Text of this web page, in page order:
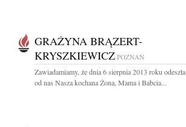
GRAŻYNA BRĄZERT-
KRYSZKIEWICZ POZNAŃ
Zawiadamiamy, że dnia 6 sierpnia 2013 roku odeszła
od nas Nasza kochana Żona, Mama i Babcia...